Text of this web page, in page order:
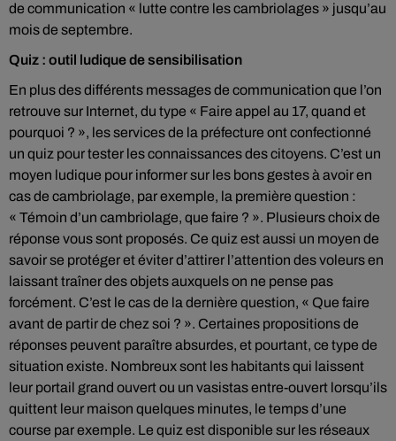
de communication « lutte contre les cambriolages » jusqu’au
mois de septembre.
Quiz : outil ludique de sensibilisation
En plus des différents messages de communication que l’on
retrouve sur Internet, du type « Faire appel au 17, quand et
pourquoi ? », les services de la préfecture ont confectionné
un quiz pour tester les connaissances des citoyens. C’est un
moyen ludique pour informer sur les bons gestes à avoir en
cas de cambriolage, par exemple, la première question :
« Témoin d’un cambriolage, que faire ? ». Plusieurs choix de
réponse vous sont proposés. Ce quiz est aussi un moyen de
savoir se protéger et éviter d’attirer l’attention des voleurs en
laissant traîner des objets auxquels on ne pense pas
forcément. C’est le cas de la dernière question, « Que faire
avant de partir de chez soi ? ». Certaines propositions de
réponses peuvent paraître absurdes, et pourtant, ce type de
situation existe. Nombreux sont les habitants qui laissent
leur portail grand ouvert ou un vasistas entre-ouvert lorsqu’ils
quittent leur maison quelques minutes, le temps d’une
course par exemple. Le quiz est disponible sur les réseaux